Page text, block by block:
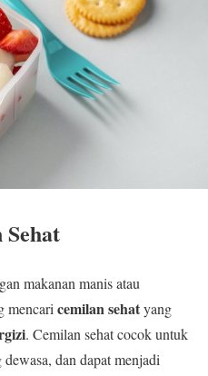
makanan manis atau
mencaricemilan sehatyang
. Cemilan sehat cocok untuk
dan dapat menjadi